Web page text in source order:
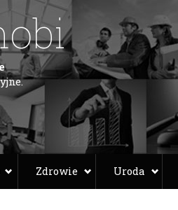
Zdrowie Uroda